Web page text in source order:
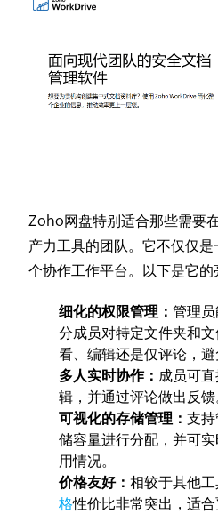
Zoho网盘特别适合那些需要
产力工具的团队。它不仅仅
个协作工作平台。以下是它的
细化的权限管理：管理
分成员对特定文件夹和
看、编辑还是仅评论，避
多人实时协作： 成员可
辑，并通过评论做出反
可视化的存储管理：支
储容量进行分配，并可
用情况。
价格友好：相较于其他
格性价比非常突出，适合